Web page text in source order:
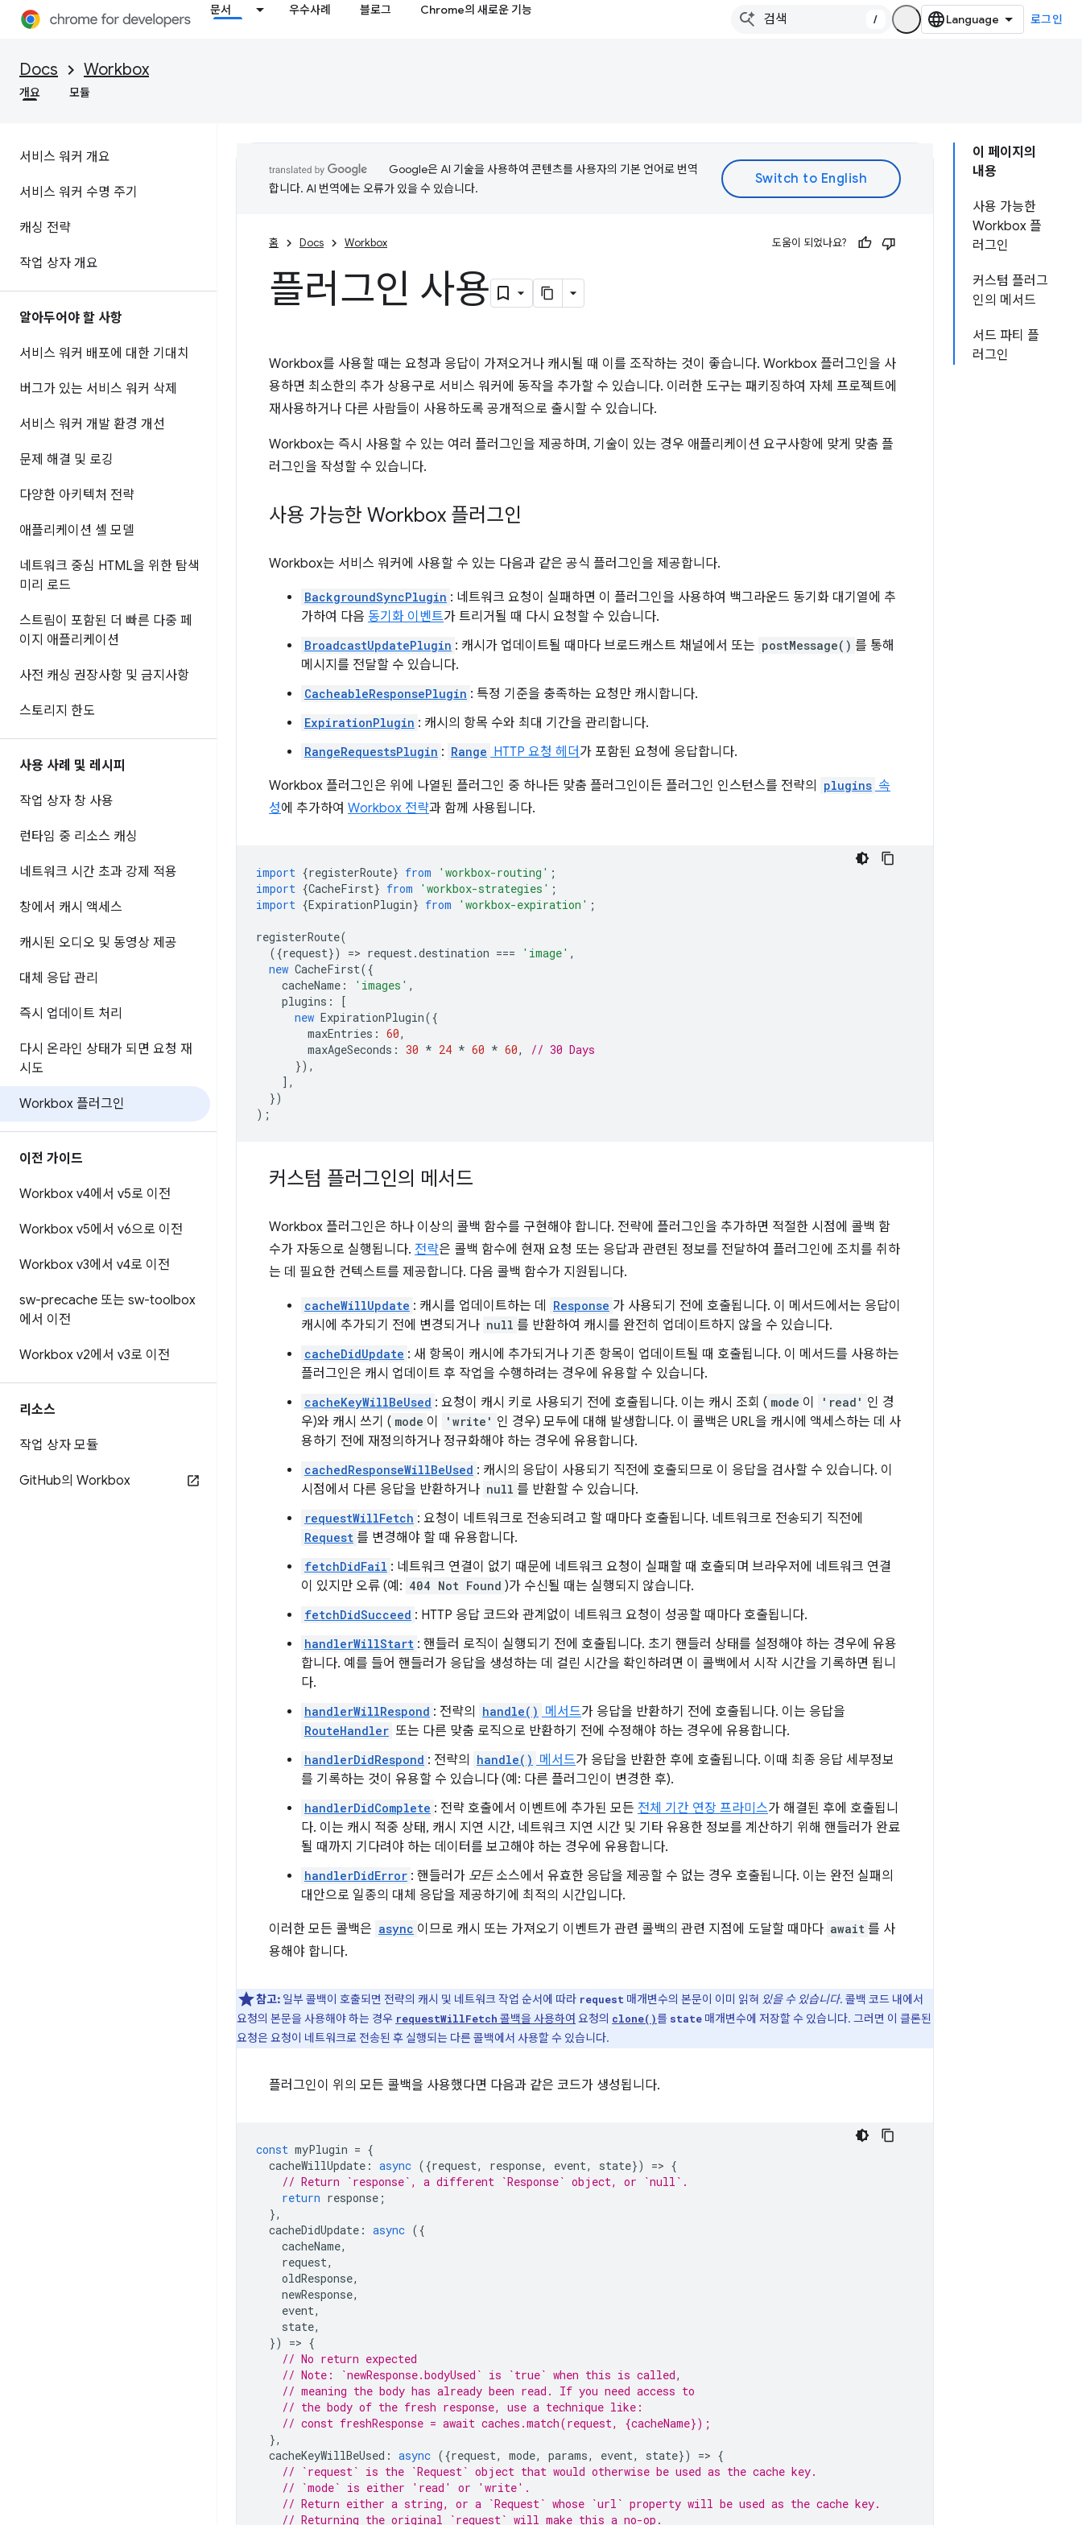
문서 우수사례 블로그 Chrome의 새로운 기능
/ 로그인
Docs Workbox
개요 모듈
서비스 워커 개요
서비스 워커 수명 주기
캐싱 전략
작업 상자 개요
알아두어야 할 사항
서비스 워커 배포에 대한 기대치
버그가 있는 서비스 워커 삭제
서비스 워커 개발 환경 개선
문제 해결 및 로깅
다양한 아키텍처 전략
애플리케이션 셸 모델
네트워크 중심 HTML을 위한 탐색
미리 로드
스트림이 포함된 더 빠른 다중 페
이지 애플리케이션
사전 캐싱 권장사항 및 금지사항
스토리지 한도
사용 사례 및 레시피
작업 상자 창 사용
런타임 중 리소스 캐싱
네트워크 시간 초과 강제 적용
창에서 캐시 액세스
캐시된 오디오 및 동영상 제공
대체 응답 관리
즉시 업데이트 처리
다시 온라인 상태가 되면 요청 재
시도
Workbox 플러그인
이전 가이드
Workbox v4에서 v5로 이전
Workbox v5에서 v6으로 이전
Workbox v3에서 v4로 이전
sw-precache 또는 sw-toolbox
에서 이전
Workbox v2에서 v3로 이전
리소스
작업 상자 모듈
GitHub의 Workbox
이 페이지의
내용
사용 가능한
Workbox 플
러그인
커스텀 플러그
인의 메서드
서드 파티 플
러그인
Google은 AI 기술을 사용하여 콘텐츠를 사용자의 기본 언어로 번역
합니다. AI 번역에는 오류가 있을 수 있습니다.
홈 Docs Workbox 도움이 되었나요?
플러그인 사용
Workbox를 사용할 때는 요청과 응답이 가져오거나 캐시될 때 이를 조작하는 것이 좋습니다. Workbox 플러그인을 사
용하면 최소한의 추가 상용구로 서비스 워커에 동작을 추가할 수 있습니다. 이러한 도구는 패키징하여 자체 프로젝트에
재사용하거나 다른 사람들이 사용하도록 공개적으로 출시할 수 있습니다.
Workbox는 즉시 사용할 수 있는 여러 플러그인을 제공하며, 기술이 있는 경우 애플리케이션 요구사항에 맞게 맞춤 플
러그인을 작성할 수 있습니다.
사용 가능한 Workbox 플러그인
Workbox는 서비스 워커에 사용할 수 있는 다음과 같은 공식 플러그인을 제공합니다.
BackgroundSyncPlugin : 네트워크 요청이 실패하면 이 플러그인을 사용하여 백그라운드 동기화 대기열에 추
가하여 다음 동기화 이벤트가 트리거될 때 다시 요청할 수 있습니다.
BroadcastUpdatePlugin : 캐시가 업데이트될 때마다 브로드캐스트 채널에서 또는 postMessage() 를 통해
메시지를 전달할 수 있습니다.
CacheableResponsePlugin : 특정 기준을 충족하는 요청만 캐시합니다.
ExpirationPlugin : 캐시의 항목 수와 최대 기간을 관리합니다.
RangeRequestsPlugin : Range HTTP 요청 헤더 가 포함된 요청에 응답합니다.
Workbox 플러그인은 위에 나열된 플러그인 중 하나든 맞춤 플러그인이든 플러그인 인스턴스를 전략의 plugins 속
성에 추가하여 Workbox 전략과 함께 사용됩니다.
import {registerRoute} from 'workbox-routing' ;
import {CacheFirst} from 'workbox-strategies' ;
import {ExpirationPlugin} from 'workbox-expiration' ;
registerRoute(
({request}) => request.destination === 'image' ,
new CacheFirst({
cacheName : 'images' ,
plugins :
[
new ExpirationPlugin({
maxEntries : 60,
maxAgeSeconds : 30 * 24 * 60 * 60,
// 30 Days
}),
],
})
);
커스텀 플러그인의 메서드
Workbox 플러그인은 하나 이상의 콜백 함수를 구현해야 합니다. 전략에 플러그인을 추가하면 적절한 시점에 콜백 함
수가 자동으로 실행됩니다. 전략은 콜백 함수에 현재 요청 또는 응답과 관련된 정보를 전달하여 플러그인에 조치를 취하
는 데 필요한 컨텍스트를 제공합니다. 다음 콜백 함수가 지원됩니다.
cacheWillUpdate : 캐시를 업데이트하는 데 Response 가 사용되기 전에 호출됩니다. 이 메서드에서는 응답이
캐시에 추가되기 전에 변경되거나 null 를 반환하여 캐시를 완전히 업데이트하지 않을 수 있습니다.
cacheDidUpdate : 새 항목이 캐시에 추가되거나 기존 항목이 업데이트될 때 호출됩니다. 이 메서드를 사용하는
플러그인은 캐시 업데이트 후 작업을 수행하려는 경우에 유용할 수 있습니다.
cacheKeyWillBeUsed : 요청이 캐시 키로 사용되기 전에 호출됩니다. 이는 캐시 조회 ( mode 이 'read' 인 경
우)와 캐시 쓰기 ( mode 이 'write' 인 경우) 모두에 대해 발생합니다. 이 콜백은 URL을 캐시에 액세스하는 데 사
용하기 전에 재정의하거나 정규화해야 하는 경우에 유용합니다.
cachedResponseWillBeUsed : 캐시의 응답이 사용되기 직전에 호출되므로 이 응답을 검사할 수 있습니다. 이
시점에서 다른 응답을 반환하거나 null 를 반환할 수 있습니다.
requestWillFetch : 요청이 네트워크로 전송되려고 할 때마다 호출됩니다. 네트워크로 전송되기 직전에
Request 를 변경해야 할 때 유용합니다.
fetchDidFail : 네트워크 연결이 없기 때문에 네트워크 요청이 실패할 때 호출되며 브라우저에 네트워크 연결
이 있지만 오류 (예: 404 Not Found )가 수신될 때는 실행되지 않습니다.
fetchDidSucceed : HTTP 응답 코드와 관계없이 네트워크 요청이 성공할 때마다 호출됩니다.
handlerWillStart : 핸들러 로직이 실행되기 전에 호출됩니다. 초기 핸들러 상태를 설정해야 하는 경우에 유용
합니다. 예를 들어 핸들러가 응답을 생성하는 데 걸린 시간을 확인하려면 이 콜백에서 시작 시간을 기록하면 됩니
다.
handlerWillRespond : 전략의 handle() 메서드가 응답을 반환하기 전에 호출됩니다. 이는 응답을
RouteHandler 또는 다른 맞춤 로직으로 반환하기 전에 수정해야 하는 경우에 유용합니다.
handlerDidRespond : 전략의 handle() 메서드가 응답을 반환한 후에 호출됩니다. 이때 최종 응답 세부정보
를 기록하는 것이 유용할 수 있습니다 (예: 다른 플러그인이 변경한 후).
handlerDidComplete : 전략 호출에서 이벤트에 추가된 모든 전체 기간 연장 프라미스가 해결된 후에 호출됩니
다. 이는 캐시 적중 상태, 캐시 지연 시간, 네트워크 지연 시간 및 기타 유용한 정보를 계산하기 위해 핸들러가 완료
될 때까지 기다려야 하는 데이터를 보고해야 하는 경우에 유용합니다.
handlerDidError : 핸들러가 모든소스에서 유효한 응답을 제공할 수 없는 경우 호출됩니다. 이는 완전 실패의
대안으로 일종의 대체 응답을 제공하기에 최적의 시간입니다.
이러한 모든 콜백은 async 이므로 캐시 또는 가져오기 이벤트가 관련 콜백의 관련 지점에 도달할 때마다 await 를 사
용해야 합니다.
참고: 일부 콜백이 호출되면 전략의 캐시 및 네트워크 작업 순서에 따라 request 매개변수의 본문이 이미 읽혀 있을 수 있습니다. 콜백 코드 내에서
요청의 본문을 사용해야 하는 경우 requestWillFetch 콜백을 사용하여 요청의 clone()를 state 매개변수에 저장할 수 있습니다. 그러면 이 클론된
요청은 요청이 네트워크로 전송된 후 실행되는 다른 콜백에서 사용할 수 있습니다.
플러그인이 위의 모든 콜백을 사용했다면 다음과 같은 코드가 생성됩니다.
const myPlugin = {
cacheWillUpdate : async ({request, response, event, state}) => {
// Return `response`, a different `Response` object, or `null`.
return response ;
},
cacheDidUpdate : async ({
cacheName,
request,
oldResponse,
newResponse,
event,
state,
})
=> {
// No return expected
// Note: `newResponse.bodyUsed` is `true` when this is called,
// meaning the body has already been read. If you need access to
// the body of the fresh response, use a technique like:
// const freshResponse = await caches.match(request, {cacheName});
},
cacheKeyWillBeUsed : async ({request, mode, params, event, state}) => {
// `request` is the `Request` object that would otherwise be used as the cache key.
// `mode` is either 'read' or 'write'.
// Return either a string, or a `Request` whose `url` property will be used as the cache key.
// Returning the original `request` will make this a no-op.